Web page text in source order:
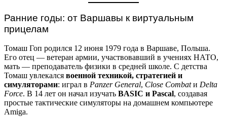
Ранние годы: от Варшавы к виртуальным
прицелам
Томаш Гоп родился 12 июня 1979 года в Варшаве, Польша.
Его отец — ветеран армии, участвовавший в учениях НАТО,
мать — преподаватель физики в средней школе. С детства
Томаш увлекался военной техникой, стратегией и
симуляторами: играл в Panzer General, Close Combatи Delta
Force. В 14 лет он начал изучать BASIC и Pascal, создавая
простые тактические симуляторы на домашнем компьютере
Amiga.